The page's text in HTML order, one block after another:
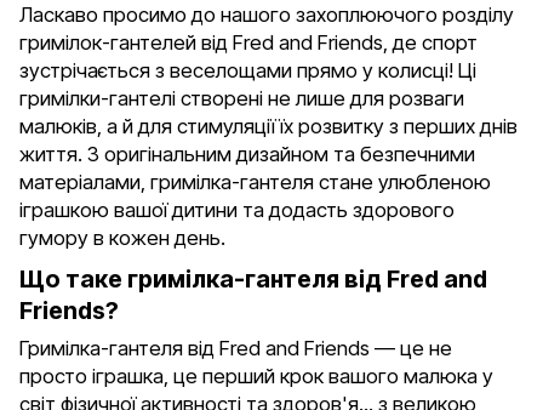
Ласкаво просимо до нашого захоплюючого розділу
гримілок-гантелей від Fred and Friends, де спорт
зустрічається з веселощами прямо у колисці! Ці
гримілки-гантелі створені не лише для розваги
малюків, а й для стимуляції їх розвитку з перших днів
життя. З оригінальним дизайном та безпечними
матеріалами, гримілка-гантеля стане улюбленою
іграшкою вашої дитини та додасть здорового
гумору в кожен день.
Що таке гримілка-гантеля від Fred and
Friends?
Гримілка-гантеля від Fred and Friends — це не
просто іграшка, це перший крок вашого малюка у
світ фізичної активності та здоров'я... з великою